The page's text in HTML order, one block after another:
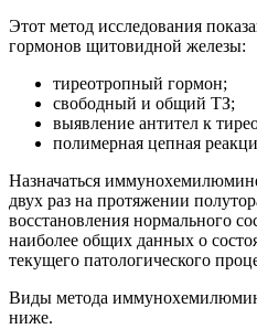
Этот метод исследования
гормонов щитовидной железы:
тиреотропный гормон;
свободный и общий ТЗ;
выявление антител к
полимерная цепная
Назначаться
двух раз на протяжении
восстановления нормального
наиболее общих данных о
текущего патологического
Виды метода
ниже.